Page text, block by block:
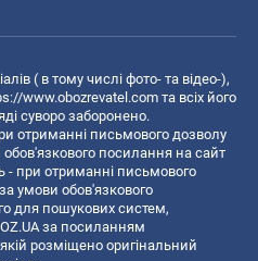
( в тому числі фото- та відео-),
www.obozrevatel.com та всіх його
суворо заборонено.
отриманні письмового дозволу
посилання на сайт
- при отриманні письмового
умови обов'язкового
для пошукових систем,
за посиланням
розміщено оригінальний